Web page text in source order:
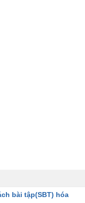
bài tập(SBT) hóa